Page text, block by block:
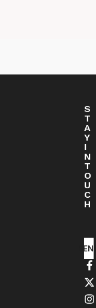
S
T
A
Y
I
N
T
O
U
C
H